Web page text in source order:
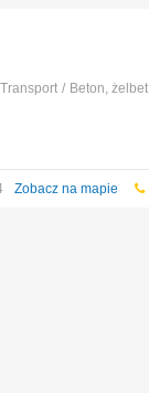
Transport Beton, żelbet
Zobacz na mapie